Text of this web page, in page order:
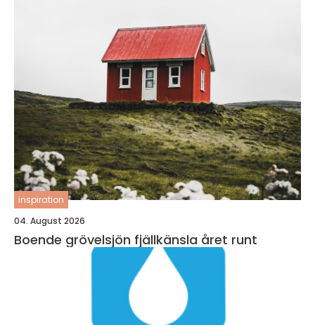
inspiration
04. August 2026
Boende grövelsjön fjällkänsla året runt